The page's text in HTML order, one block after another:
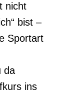
nicht
bist –
Sportart
da
ins